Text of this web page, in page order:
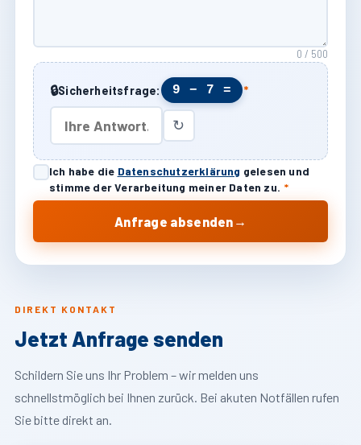
DIREKT KONTAKT
Jetzt Anfrage senden
Schildern Sie uns Ihr Problem – wir melden uns
schnellstmöglich bei Ihnen zurück. Bei akuten Notfällen rufen
Sie bitte direkt an.
0 / 500
🔒Sicherheitsfrage: 9 − 7 = *
↻
Ich habe die Datenschutzerklärung gelesen und
stimme der Verarbeitung meiner Daten zu. *
Anfrage absenden →